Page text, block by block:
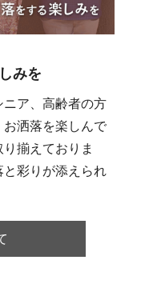
みを
ア、高齢者の方
洒落を楽しんで
揃えておりま
彩りが添えられ